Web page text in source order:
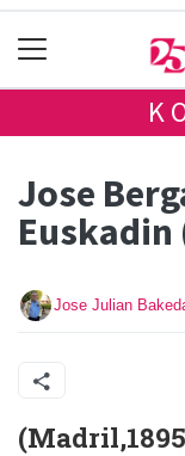
Jose
Euskadin
Jose Julian